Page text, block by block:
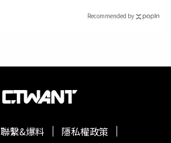
Recommended by
聯繫&爆料 隱私權政策